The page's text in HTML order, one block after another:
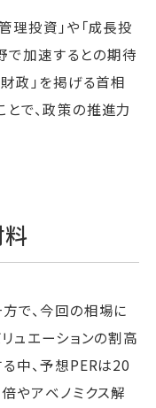
理投資」や「成長投
で加速するとの期待
政」を掲げる首相
で、政策の推進力
で、今回の相場に
ュエーションの割高
中、予想PERは20
やアベノミクス解